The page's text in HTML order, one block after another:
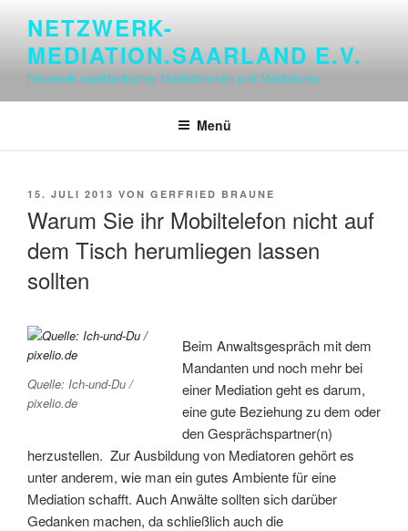
springen
NETZWERK-
MEDIATION.SAARLAND E.V.
Netzwerk saarländischer Mediatorinnen und Mediatoren
Menü
VERÖFFENTLICHT
15. JULI 2013 VON GERFRIED BRAUNE
Warum Sie ihr Mobiltelefon nicht auf
dem Tisch herumliegen lassen
sollten
Quelle: Ich-und-Du /
pixelio.de
Beim Anwaltsgespräch mit dem
Mandanten und noch mehr bei
einer Mediation geht es darum,
eine gute Beziehung zu dem oder
den Gesprächspartner(n)
herzustellen. Zur Ausbildung von Mediatoren gehört es
unter anderem, wie man ein gutes Ambiente für eine
Mediation schafft. Auch Anwälte sollten sich darüber
Gedanken machen, da schließlich auch die